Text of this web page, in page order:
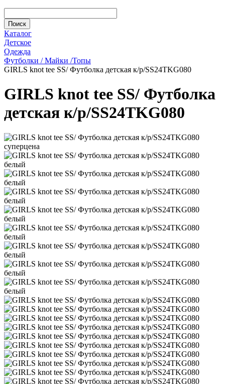
Каталог
Детское
Одежда
Футболки / Майки /Топы
GIRLS knot tee SS/ Футболка детская к/р/SS24TKG080
GIRLS knot tee SS/ Футболка
детская к/р/SS24TKG080
суперцена